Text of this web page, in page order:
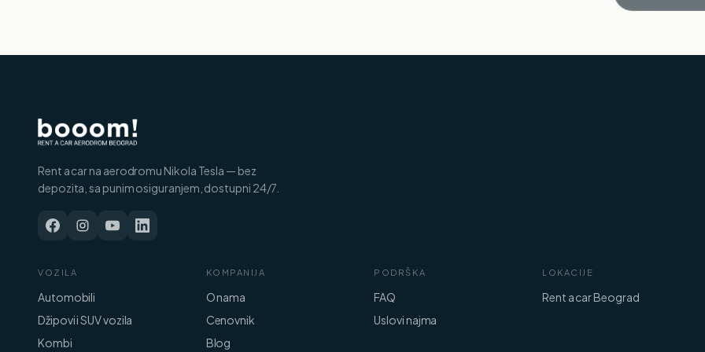
Rent a car na aerodromu Nikola Tesla — bez
depozita, sa punim osiguranjem, dostupni 24/7.
VOZILA
Automobili
Džipovi i SUV vozila
Kombi
KOMPANIJA
O nama
Cenovnik
Blog
PODRŠKA
FAQ
Uslovi najma
LOKACIJE
Rent a car Beograd